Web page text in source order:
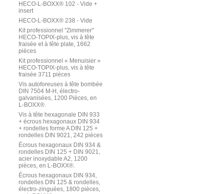
HECO-L-BOXX® 102 - Vide +
insert
HECO-L-BOXX® 238 - Vide
Kit professionnel "Zimmerer"
HECO-TOPIX-plus, vis à tête
fraisée et à tête plate, 1662
pièces
Kit professionnel « Menuisier »
HECO-TOPIX-plus, vis à tête
fraisée 3711 pièces
Vis autoforeuses à tête bombée
DIN 7504 M-H, électro-
galvanisées, 1200 Pièces, en
L-BOXX®.
Vis à tête hexagonale DIN 933
+ écrous hexagonaux DIN 934
+ rondelles forme A DIN 125 +
rondelles DIN 9021, 242 pièces
Écrous hexagonaux DIN 934 &
rondelles DIN 125 + DIN 9021,
acier inoxydable A2, 1200
pièces, en L-BOXX®.
Écrous hexagonaux DIN 934,
rondelles DIN 125 & rondelles,
électro-zinguées, 1800 pièces,